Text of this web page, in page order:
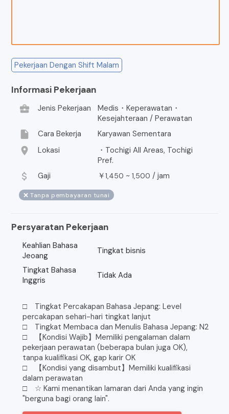
Pekerjaan Dengan Shift Malam
Informasi Pekerjaan
business_center
Jenis Pekerjaan
Medis・Keperawatan・
Kesejahteraan / Perawatan
insert_drive_file Cara Bekerja Karyawan Sementara
location_on Lokasi
・Tochigi All Areas, Tochigi
Pref.
attach_money Gaji ￥1,450 ~ 1,500 / jam
❌ Tanpa pembayaran tunai
Persyaratan Pekerjaan
Keahlian Bahasa
Jeoang
Tingkat bisnis
Tingkat Bahasa
Inggris
Tidak Ada
□ Tingkat Percakapan Bahasa Jepang: Level
percakapan sehari-hari tingkat lanjut
□ Tingkat Membaca dan Menulis Bahasa Jepang: N2
□ 【Kondisi Wajib】Memiliki pengalaman dalam
pekerjaan perawatan (beberapa bulan juga OK),
tanpa kualifikasi OK, gap karir OK
□ 【Kondisi yang disambut】Memiliki kualifikasi
dalam perawatan
□ ☆ Kami menantikan lamaran dari Anda yang ingin
"berguna bagi orang lain".